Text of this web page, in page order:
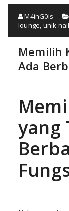
M4inG0ls
lounge unik
Memilih
Ada
yang